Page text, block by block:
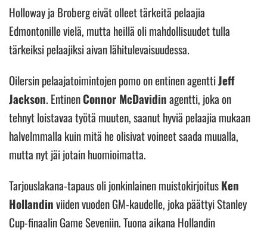
Holloway ja Broberg eivät olleet tärkeitä pelaajia
Edmontonille vielä, mutta heillä oli mahdollisuudet tulla
tärkeiksi pelaajiksi aivan lähitulevaisuudessa.
Oilersin pelaajatoimintojen pomo on entinen agenttiJeff
Jackson. EntinenConnor McDavidinagentti, joka on
tehnyt loistavaa työtä muuten, saanut hyviä pelaajia mukaan
halvelmmalla kuin mitä he olisivat voineet saada muualla,
mutta nyt jäi jotain huomioimatta.
Tarjouslakana-tapaus oli jonkinlainen muistokirjoitusKen
Hollandinviiden vuoden GM-kaudelle, joka päättyi Stanley
Cup-finaalin Game Seveniin. Tuona aikana Hollandin